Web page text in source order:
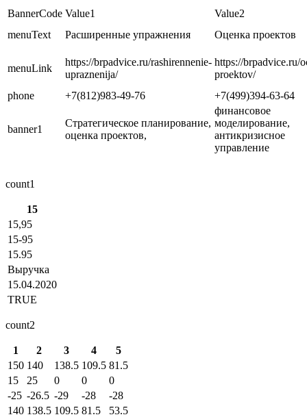
BannerCode Value1
Value2
menuText
Расширенные упражнения Оценка проектов
menuLink
https://brpadvice.ru/rashirennenie-
upraznenija/
https://brpadvice.ru/
proektov/
phone
+7(812)983-49-76 +7(499)394-63-64
banner1
Стратегическое планирование,
оценка проектов,
финансовое
моделирование,
антикризисное
управление
count1
15
15,95
15-95
15.95
Выручка
15.04.2020
TRUE
count2
1 2 3 4
5
150 140 138.5 109.5 81.5
15
25 0 0
0
-25 -26.5 -29 -28
-28
140 138.5 109.5 81.5 53.5